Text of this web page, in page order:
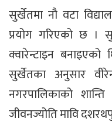
सुर्खेतमा नौ वटा
प्रयोग गरिएको छ ।
क्वारेन्टाइन बनाइएको
सुर्खेतका अनुसार
नगरपालिकाको
जीवनज्योति मावि